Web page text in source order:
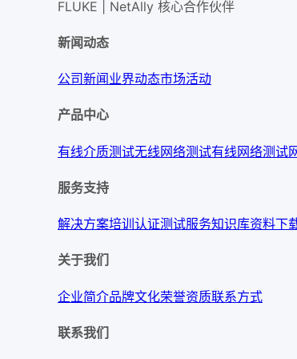
FLUKE | NetAlly 核心合作伙伴
新闻动态
公司新闻业界动态市场活动
产品中心
有线介质测试无线网络测试有线网络测试
服务支持
解决方案培训认证测试服务知识库资料下
关于我们
企业简介品牌文化荣誉资质联系方式
联系我们